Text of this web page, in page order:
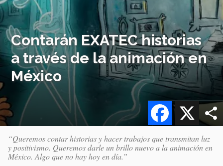
Contarán EXATEC historias
a través de la animación en
México
X
Facebook
“Queremos contar historias y hacer trabajos que transmitan luz
y positivismo. Queremos darle un brillo nuevo a la animación en
México. Algo que no hay hoy en día.”